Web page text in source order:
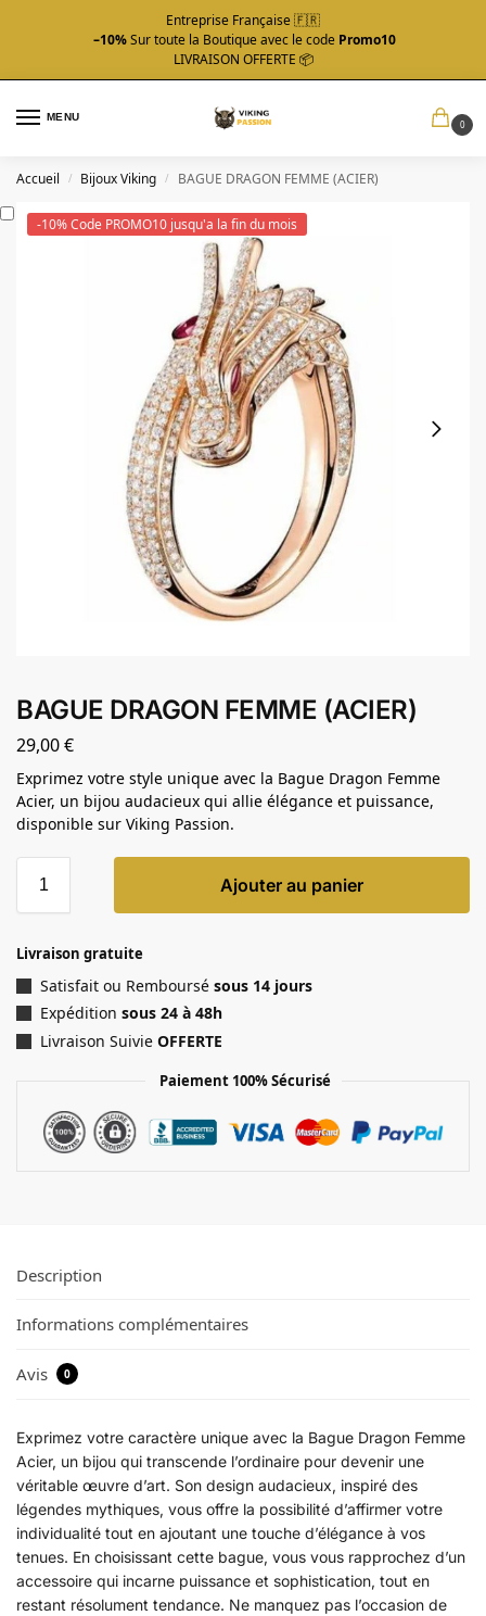
Entreprise Française 🇫🇷
–10%Sur toute la Boutique avec le code Promo10
LIVRAISON OFFERTE 📦
MENU
0
Accueil / Bijoux Viking / BAGUE DRAGON FEMME (ACIER)
-10% Code PROMO10 jusqu'a la fin du mois
BAGUE DRAGON FEMME (ACIER)
29,00€
Exprimez votre style unique avec la Bague Dragon Femme
Acier, un bijou audacieux qui allie élégance et puissance,
disponible sur Viking Passion.
Ajouter au panier
Livraison gratuite
Satisfait ou Remboursé sous 14 jours
Expédition sous 24 à 48h
Livraison Suivie OFFERTE
Paiement 100% Sécurisé
Description
Informations complémentaires
Avis 0
Exprimez votre caractère unique avec la Bague Dragon Femme
Acier, un bijou qui transcende l’ordinaire pour devenir une
véritable œuvre d’art. Son design audacieux, inspiré des
légendes mythiques, vous offre la possibilité d’affirmer votre
individualité tout en ajoutant une touche d’élégance à vos
tenues. En choisissant cette bague, vous vous rapprochez d’un
accessoire qui incarne puissance et sophistication, tout en
restant résolument tendance. Ne manquez pas l’occasion de